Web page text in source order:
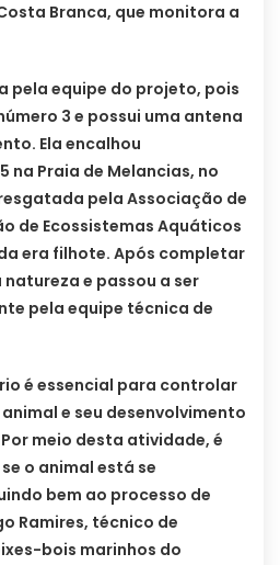
Branca, que monitora a
pela equipe do projeto, pois
3 e possui uma antena
Ela encalhou
na Praia de Melancias, no
pela Associação de
de Ecossistemas Aquáticos
era filhote. Após completar
e passou a ser
pela equipe técnica de
é essencial para controlar
e seu desenvolvimento
meio desta atividade, é
o animal está se
bem ao processo de
Ramires, técnico de
bois marinhos do